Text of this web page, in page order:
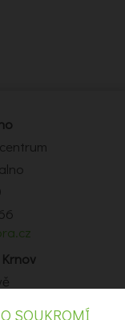
14, Krnov
SOUKROMÍ